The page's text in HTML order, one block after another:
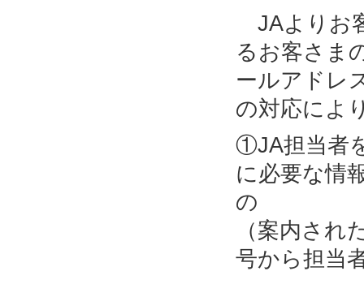
JAよりお
るお客さま
ールアドレ
の対応によ
①JA担当者
に必要な情
の 部
（案内さ
号から担当